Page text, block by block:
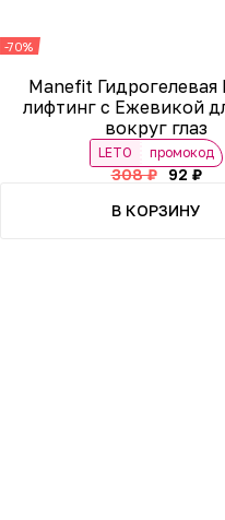
-70%
Manefit
лифтинг с Ежевикой
вокруг глаз
LETO промокод
308 ₽
92 ₽
В КОРЗИНУ